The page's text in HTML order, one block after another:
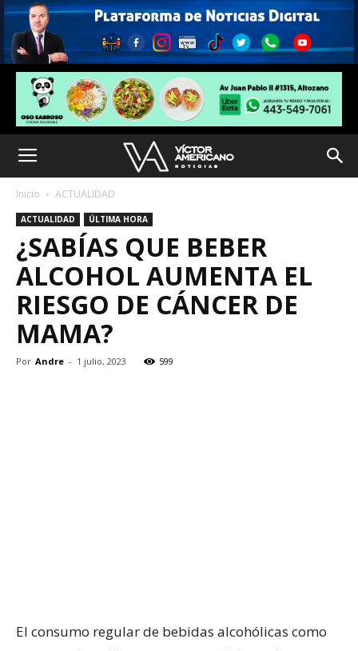
Inicio ACTUALIDAD
ACTUALIDAD ÚLTIMA HORA
¿SABÍAS QUE BEBER
ALCOHOL AUMENTA EL
RIESGO DE CÁNCER DE
MAMA?
Por Andre - 1 julio, 2023 599
El consumo regular de bebidas alcohólicas como